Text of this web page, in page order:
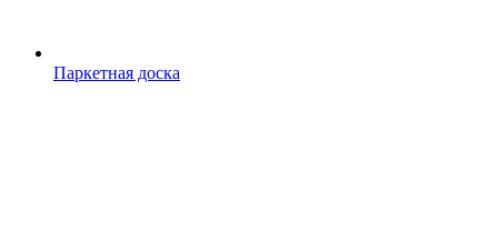
Паркетная доска